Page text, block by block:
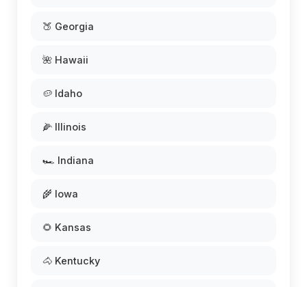
🍑 Georgia
🌺 Hawaii
🥔 Idaho
🌽 Illinois
🏎️ Indiana
🌾 Iowa
🌻 Kansas
🐴 Kentucky